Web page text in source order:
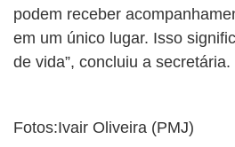
podem receber
em um único lugar. Isso
de vida”, concluiu a secretária.
Fotos:Ivair Oliveira (PMJ)